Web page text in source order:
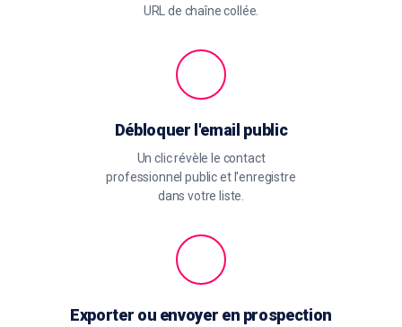
URL de chaîne collée.
Débloquer l'email public
Un clic révèle le contact
professionnel public et l'enregistre
dans votre liste.
Exporter ou envoyer en prospection